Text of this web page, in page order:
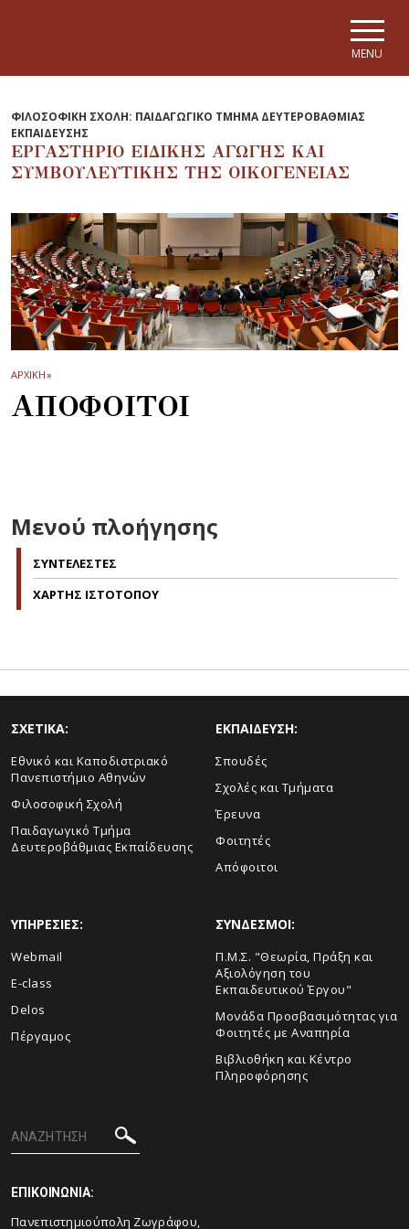
MENU
ΦΙΛΟΣΟΦΙΚΗ ΣΧΟΛΗ: ΠΑΙΔΑΓΩΓΙΚΟ ΤΜΗΜΑ ΔΕΥΤΕΡΟΒΑΘΜΙΑΣ
ΕΚΠΑΙΔΕΥΣΗΣ
ΕΡΓΑΣΤΗΡΙΟ ΕΙΔΙΚΗΣ ΑΓΩΓΗΣ ΚΑΙ
ΣΥΜΒΟΥΛΕΥΤΙΚΗΣ ΤΗΣ ΟΙΚΟΓΕΝΕΙΑΣ
ΑΡΧΙΚΗ»
ΑΠΟΦΟΙΤΟΙ
Μενού πλοήγησης
ΣΥΝΤΕΛΕΣΤΕΣ
ΧΑΡΤΗΣ ΙΣΤΟΤΟΠΟΥ
ΣΧΕΤΙΚΑ:
Εθνικό και Καποδιστριακό
Πανεπιστήμιο Αθηνών
Φιλοσοφική Σχολή
Παιδαγωγικό Τμήμα
Δευτεροβάθμιας Εκπαίδευσης
ΕΚΠΑΙΔΕΥΣΗ:
Σπουδές
Σχολές και Τμήματα
Έρευνα
Φοιτητές
Απόφοιτοι
ΥΠΗΡΕΣΙΕΣ:
Webmail
E-class
Delos
Πέργαμος
ΣΥΝΔΕΣΜΟΙ:
Π.Μ.Σ. "Θεωρία, Πράξη και
Αξιολόγηση του
Εκπαιδευτικού Έργου"
Μονάδα Προσβασιμότητας για
Φοιτητές με Αναπηρία
Βιβλιοθήκη και Κέντρο
Πληροφόρησης
ΕΠΙΚΟΙΝΩΝΙΑ:
Πανεπιστημιούπολη Ζωγράφου,